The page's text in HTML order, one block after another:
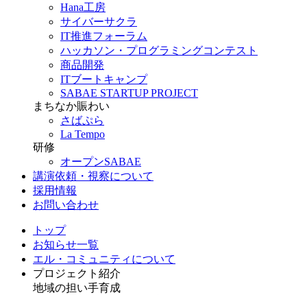
Hana工房
サイバーサクラ
IT推進フォーラム
ハッカソン・プログラミングコンテスト
商品開発
ITブートキャンプ
SABAE STARTUP PROJECT
まちなか賑わい
さばぷら
La Tempo
研修
オープンSABAE
講演依頼・視察について
採用情報
お問い合わせ
トップ
お知らせ一覧
エル・コミュニティについて
プロジェクト紹介
地域の担い手育成